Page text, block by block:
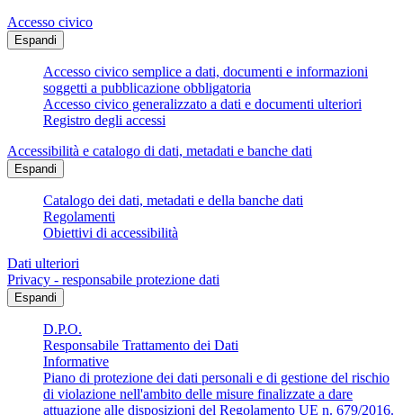
Accesso civico
Espandi
Accesso civico semplice a dati, documenti e informazioni
soggetti a pubblicazione obbligatoria
Accesso civico generalizzato a dati e documenti ulteriori
Registro degli accessi
Accessibilità e catalogo di dati, metadati e banche dati
Espandi
Catalogo dei dati, metadati e della banche dati
Regolamenti
Obiettivi di accessibilità
Dati ulteriori
Privacy - responsabile protezione dati
Espandi
D.P.O.
Responsabile Trattamento dei Dati
Informative
Piano di protezione dei dati personali e di gestione del rischio
di violazione nell'ambito delle misure finalizzate a dare
attuazione alle disposizioni del Regolamento UE n. 679/2016.